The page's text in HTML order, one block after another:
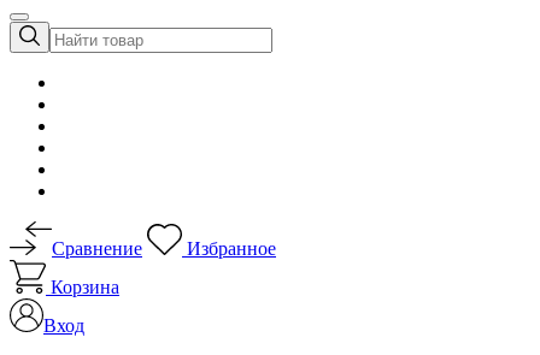
Сравнение
Избранное
Корзина
Вход